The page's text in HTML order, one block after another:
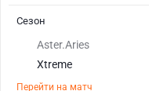
Aster.Aries
Xtreme
Перейти на матч
Сезон